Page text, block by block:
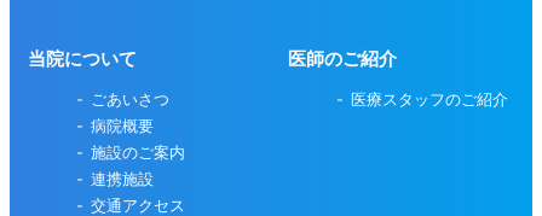
当院について
ごあいさつ
病院概要
施設のご案内
連携施設
交通アクセス
医師のご紹介
医療スタッフのご紹介